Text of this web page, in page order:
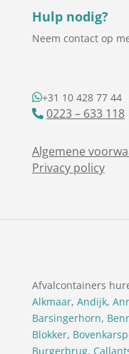
Hulp nodig?
Neem contact op
+31 10 428 77 44
0223 – 633 118
Algemene
Privacy policy
Afvalcontainers
Alkmaar, Andijk,
Barsingerhorn,
Blokker,
Burgerbrug,